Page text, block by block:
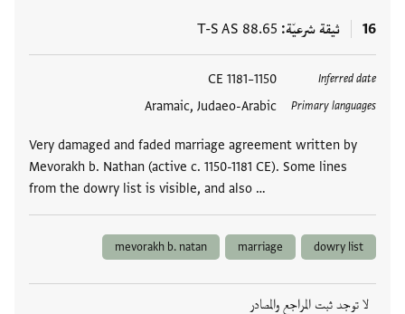
16 ثيقة شرعيّة T-S AS 88.65
Inferred date
1150–1181 CE
Primary languages
Aramaic, Judaeo-Arabic
Very damaged and faded marriage agreement written by
Mevorakh b. Nathan (active c. 1150-1181 CE). Some lines
from the dowry list is visible, and also …
العلامات
dowry list
marriage
mevorakh b. natan
لا توجد ثبت المراجع والمصادر